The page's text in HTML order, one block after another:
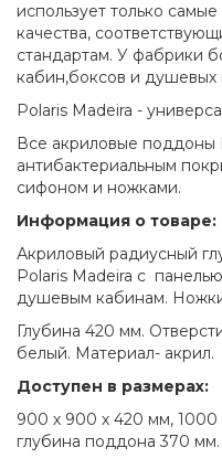
использует только
качества,
стандартам. У фабрики
кабин,боксов и душевых
Polaris Madeira -
Все акриловые поддоны
антибактериальным
сифоном и ножками.
Информация о товаре:
Акриловый радиусный
Polaris Madeira с
душевым кабинам.
Глубина 420 мм.
белый. Материал- акрил.
Доступен в размерах:
900 х 900 х 420 мм,
глубина поддона 370 мм.